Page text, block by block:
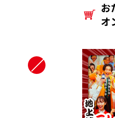
お
オ